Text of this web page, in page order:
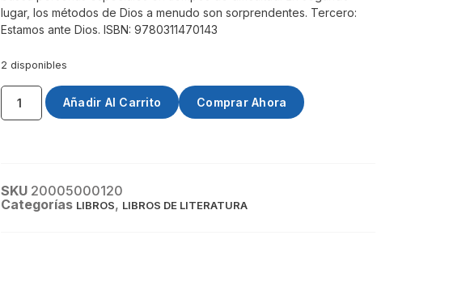
lugar, los métodos de Dios a menudo son sorprendentes. Tercero:
Estamos ante Dios. ISBN: 9780311470143
2 disponibles
Añadir Al Carrito Comprar Ahora
SKU 20005000120
Categorías LIBROS, LIBROS DE LITERATURA